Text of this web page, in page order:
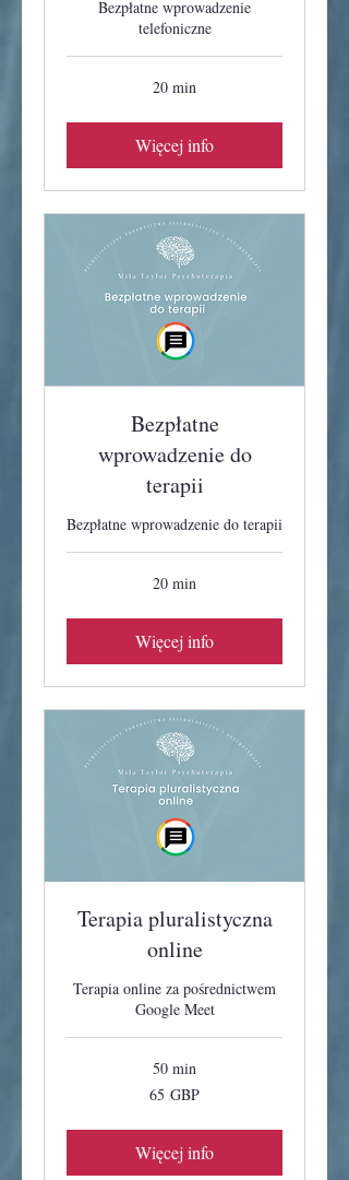
Bezpłatne wprowadzenie
telefoniczne
20 min
Więcej info
Bezpłatne
wprowadzenie do
terapii
Bezpłatne wprowadzenie do terapii
20 min
Więcej info
Terapia pluralistyczna
online
Terapia online za pośrednictwem
Google Meet
50 min
65 GBP
Więcej info